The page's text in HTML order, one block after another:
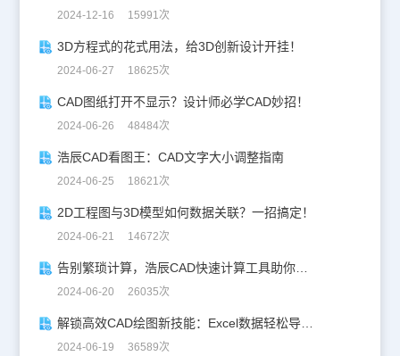
2024-12-16 15991次
3D方程式的花式用法，给3D创新设计开挂！
2024-06-27 18625次
CAD图纸打开不显示？设计师必学CAD妙招！
2024-06-26 48484次
浩辰CAD看图王：CAD文字大小调整指南
2024-06-25 18621次
2D工程图与3D模型如何数据关联？一招搞定！
2024-06-21 14672次
告别繁琐计算，浩辰CAD快速计算工具助你一臂之力！
2024-06-20 26035次
解锁高效CAD绘图新技能：Excel数据轻松导入CAD
2024-06-19 36589次